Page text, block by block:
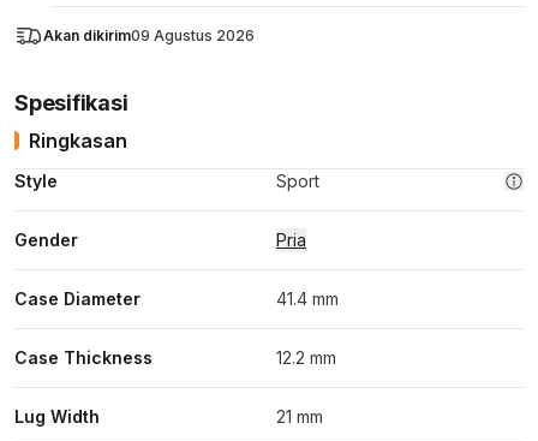
Akan dikirim09 Agustus 2026
Spesifikasi
Ringkasan
Style Sport
Gender Pria
Case Diameter 41.4 mm
Case Thickness 12.2 mm
Lug Width 21 mm